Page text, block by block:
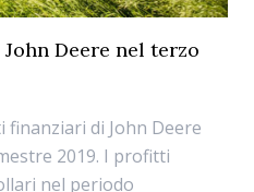
Deere nel terzo
di John Deere
2019. I profitti
nel periodo